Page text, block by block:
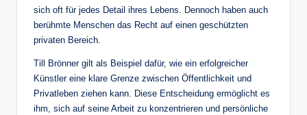
sich oft für jedes Detail ihres Lebens. Dennoch haben auch
berühmte Menschen das Recht auf einen geschützten
privaten Bereich.
Till Brönner gilt als Beispiel dafür, wie ein erfolgreicher
Künstler eine klare Grenze zwischen Öffentlichkeit und
Privatleben ziehen kann. Diese Entscheidung ermöglicht es
ihm, sich auf seine Arbeit zu konzentrieren und persönliche